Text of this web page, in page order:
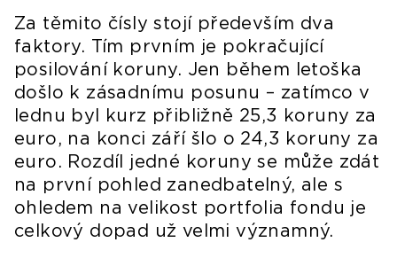
Za těmito čísly stojí především dva
faktory. Tím prvním je pokračující
posilování koruny. Jen během letoška
došlo k zásadnímu posunu – zatímco v
lednu byl kurz přibližně 25,3 koruny za
euro, na konci září šlo o 24,3 koruny za
euro. Rozdíl jedné koruny se může zdát
na první pohled zanedbatelný, ale s
ohledem na velikost portfolia fondu je
celkový dopad už velmi významný.